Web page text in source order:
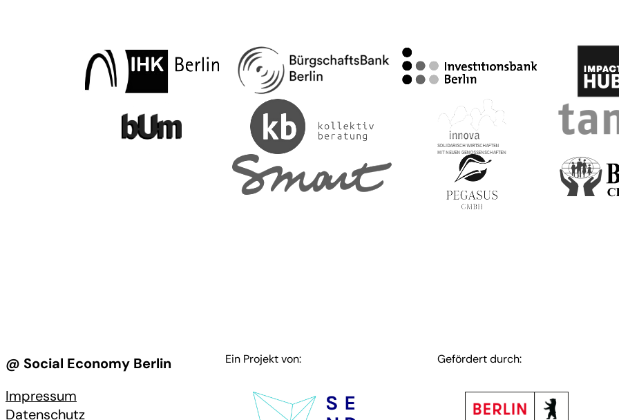
@ Social Economy Berlin
Impressum
Datenschutz
Ein Projekt von: Gefördert durch: